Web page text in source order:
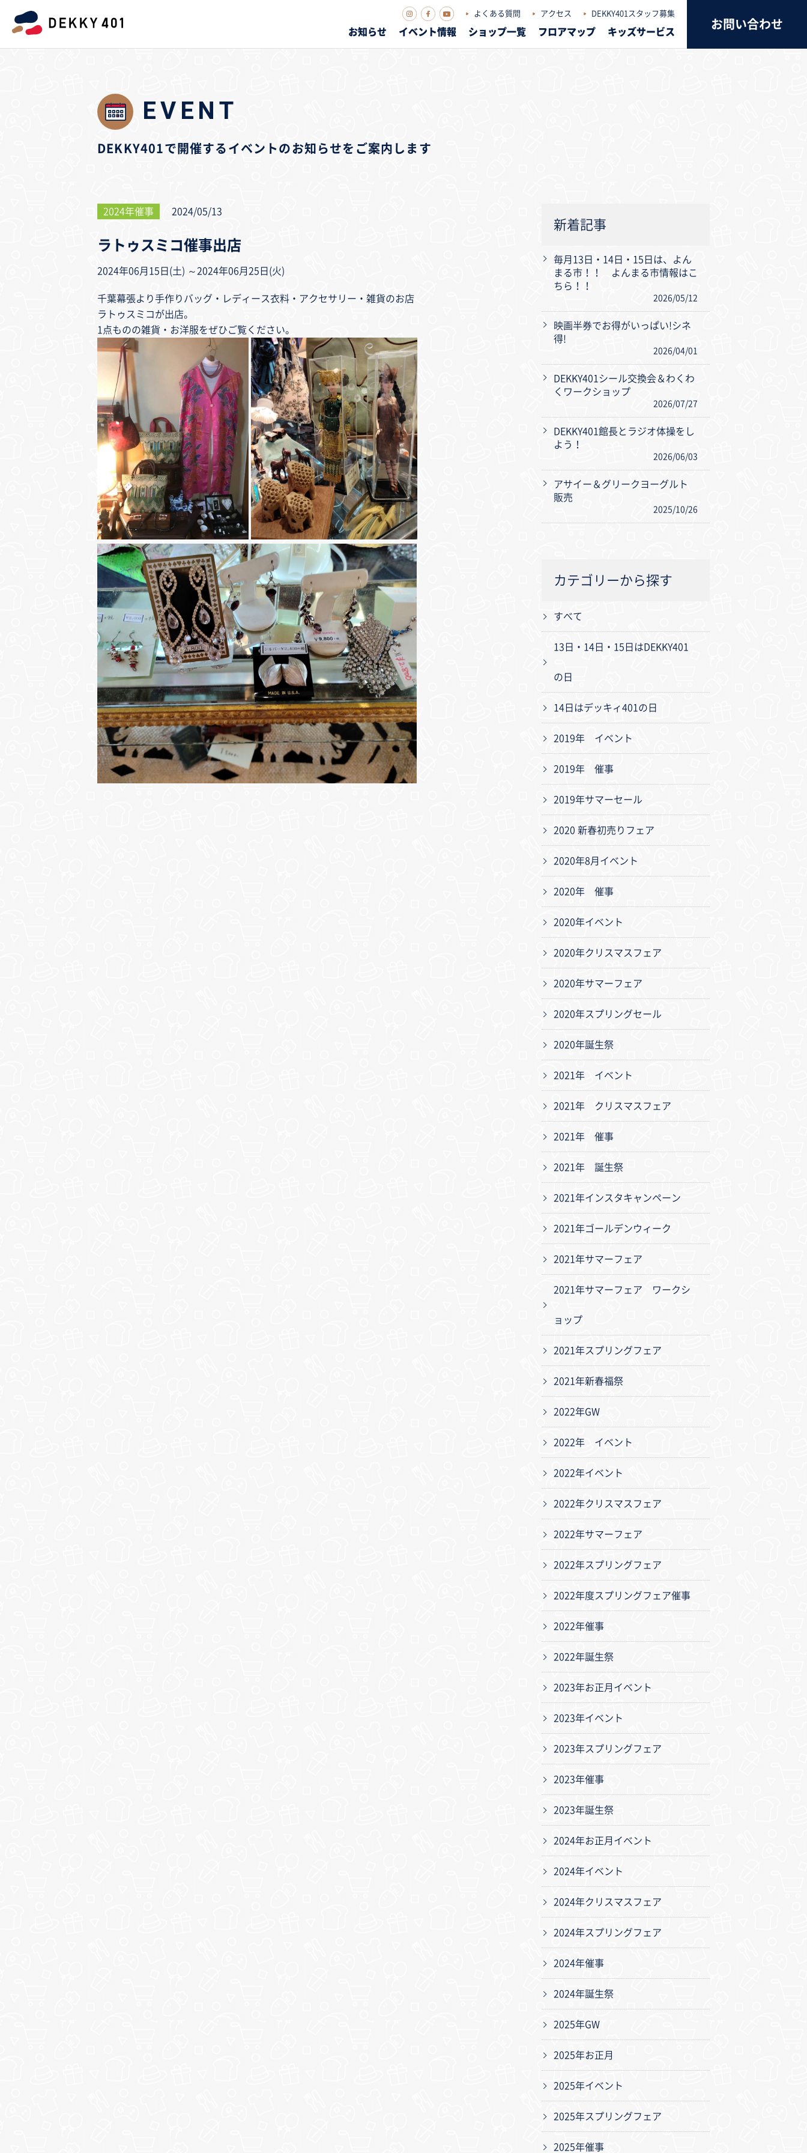
よくある質問 アクセス DEKKY401スタッフ募集
お知らせ イベント情報 ショップ一覧 フロアマップ キッズサービス
お問い合わせ
EVENT
DEKKY401で開催するイベントのお知らせをご案内します
2024年催事 2024/05/13
ラトゥスミコ催事出店
2024年06月15日(土) ～2024年06月25日(火)
千葉幕張より手作りバッグ・レディース衣料・アクセサリー・雑貨のお店
ラトゥスミコが出店。
1点ものの雑貨・お洋服をぜひご覧ください。
新着記事
毎月13日・14日・15日は、よん
まる市！！ よんまる市情報はこ
ちら！！
2026/05/12
映画半券でお得がいっぱい!シネ
得!
2026/04/01
DEKKY401シール交換会＆わくわ
くワークショップ
2026/07/27
DEKKY401館長とラジオ体操をし
よう！
2026/06/03
アサイー＆グリークヨーグルト
販売
2025/10/26
カテゴリーから探す
すべて
13日・14日・15日はDEKKY401
の日
14日はデッキィ401の日
2019年 イベント
2019年 催事
2019年サマーセール
2020 新春初売りフェア
2020年8月イベント
2020年 催事
2020年イベント
2020年クリスマスフェア
2020年サマーフェア
2020年スプリングセール
2020年誕生祭
2021年 イベント
2021年 クリスマスフェア
2021年 催事
2021年 誕生祭
2021年インスタキャンペーン
2021年ゴールデンウィーク
2021年サマーフェア
2021年サマーフェア ワークシ
ョップ
2021年スプリングフェア
2021年新春福祭
2022年GW
2022年 イベント
2022年イベント
2022年クリスマスフェア
2022年サマーフェア
2022年スプリングフェア
2022年度スプリングフェア催事
2022年催事
2022年誕生祭
2023年お正月イベント
2023年イベント
2023年スプリングフェア
2023年催事
2023年誕生祭
2024年お正月イベント
2024年イベント
2024年クリスマスフェア
2024年スプリングフェア
2024年催事
2024年誕生祭
2025年GW
2025年お正月
2025年イベント
2025年スプリングフェア
2025年催事